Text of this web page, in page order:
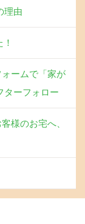
理由
ォームで「家が
ターフォロー
様のお宅へ、